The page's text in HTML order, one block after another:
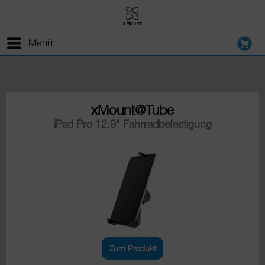
Menü
xMount@Tube
iPad Pro 12,9" Fahrradbefestigung
Zum Produkt